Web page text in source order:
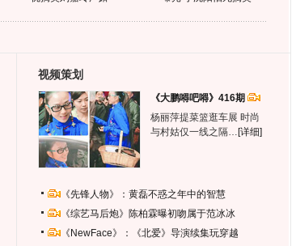
视频策划
《大鹏嘚吧嘚》416期
杨丽萍提菜篮逛车展 时尚
与村姑仅一线之隔… [详细]
《先锋人物》：黄磊不惑之年中的智慧
《综艺马后炮》陈柏霖曝初吻属于范冰冰
《NewFace》：《北爱》导演续集玩穿越